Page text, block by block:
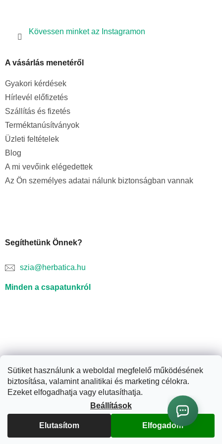
Sütiket használunk a weboldal megfelelő működésének
biztosítása, valamint analitikai és marketing célokra.
Ezeket elfogadhatja vagy elutasíthatja.
Beállítások
Elutasítom Elfogadom
Kövessen minket az Instagramon
A vásárlás menetéről
Gyakori kérdések
Hírlevél előfizetés
Szállítás és fizetés
Terméktanúsítványok
Üzleti feltételek
Blog
A mi vevőink elégedettek
Az Ön személyes adatai nálunk biztonságban vannak
Segíthetünk Önnek?
szia@herbatica.hu
Minden a csapatunkról
Shoptet készítette
Copyright 2026Herbatica.hu. Minden jog fenntartva.Süti
beállítások szerkesztése